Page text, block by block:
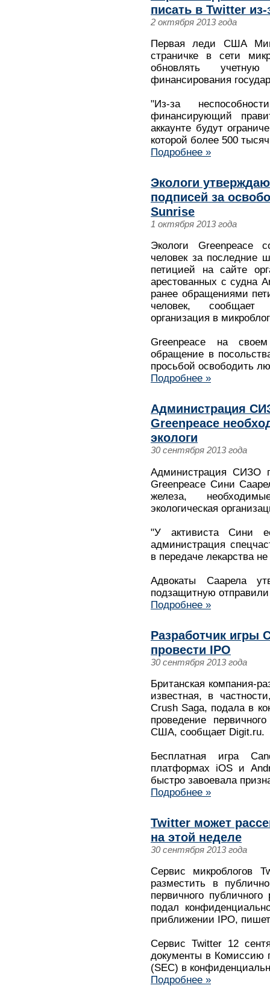
писать в Twitter
2 октября 2013 года
Первая леди США
страничке в сети
обновлять
финансирования
"Из-за
финансирующий
аккаунте будут
которой более 500
Подробнее »
Экологи
подписей за
Sunrise
1 октября 2013 года
Экологи Greenpeace
человек за последние
петицией на сайте
арестованных с судна
ранее обращениями
человек, сообщает
организация в
Greenpeace на
обращение в
просьбой освободить
Подробнее »
Администрация
Greenpeace
экологи
30 сентября 2013 года
Администрация СИЗО
Greenpeace Сини
железа,
экологическая
"У активиста Сини
администрация
в передаче лекарства
Адвокаты Саарела
подзащитную
Подробнее »
Разработчик игры
провести IPO
30 сентября 2013 года
Британская компания-
известная, в
Crush Saga, подала в
проведение
США, сообщает Digit.ru.
Бесплатная игра
платформах iOS и
быстро завоевала
Подробнее »
Twitter может
на этой неделе
30 сентября 2013 года
Сервис микроблогов
разместить в
первичного
подал
приближении IPO,
Cервис Twitter 12
документы в
(SEC) в
Подробнее »